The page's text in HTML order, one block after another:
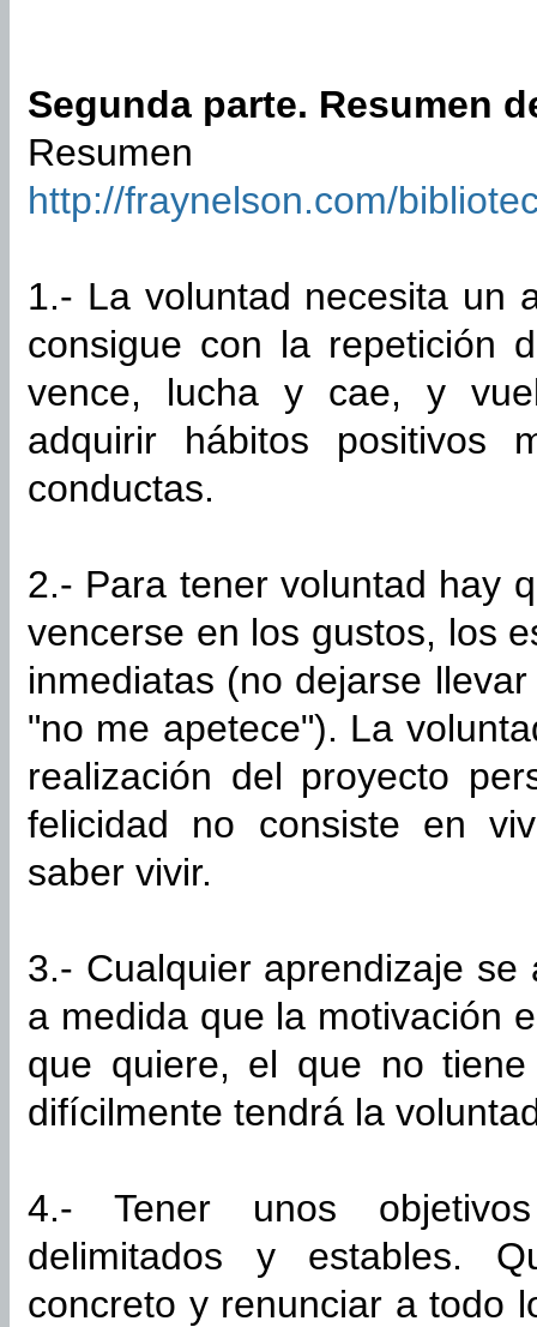
Segunda parte. Resumen
http://fraynelson.com/
1.- La voluntad necesita un
consigue con la repetición
vence, lucha y cae, y
adquirir hábitos positivos
conductas.
2.- Para tener voluntad hay
vencerse en los gustos, los
inmediatas (no dejarse
"no me apetece"). La
realización del proyecto
felicidad no consiste en
saber vivir.
3.- Cualquier aprendizaje
a medida que la motivación
que quiere, el que no
difícilmente tendrá la
4.- Tener unos
delimitados y estables.
concreto y renunciar a todo